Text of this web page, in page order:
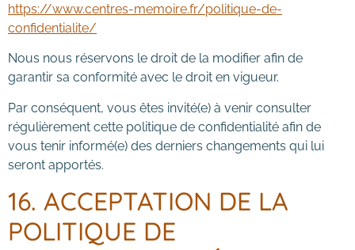
https://www.centres-memoire.fr/politique-de-
confidentialite/
Nous nous réservons le droit de la modifier afin de
garantir sa conformité avec le droit en vigueur.
Par conséquent, vous êtes invité(e) à venir consulter
régulièrement cette politique de confidentialité afin de
vous tenir informé(e) des derniers changements qui lui
seront apportés.
16. ACCEPTATION DE LA
POLITIQUE DE